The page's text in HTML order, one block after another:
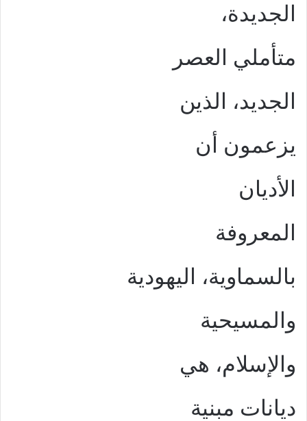
الجديدة،
متأملي العصر
الجديد، الذين
يزعمون أن
الأديان
المعروفة
بالسماوية، اليهودية
والمسيحية
والإسلام، هي
ديانات مبنية